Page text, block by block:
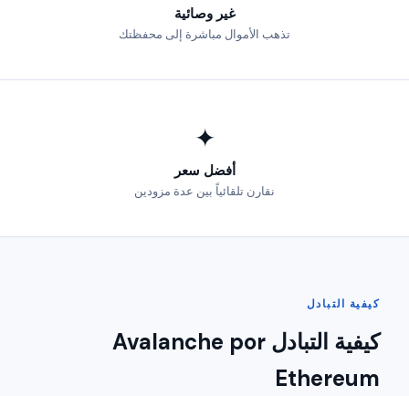
غير وصائية
تذهب الأموال مباشرة إلى محفظتك
✦
أفضل سعر
نقارن تلقائياً بين عدة مزودين
كيفية التبادل
كيفية التبادل Avalanche por
Ethereum